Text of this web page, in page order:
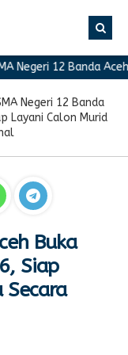
12 Banda Aceh
Negeri 12 Banda
Layani Calon Murid
Buka
Siap
Secara